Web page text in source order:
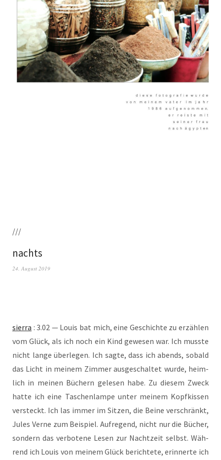
///
nachts
24. August 2019
sier­ra : 3.02 — Lou­is bat mich, eine Geschich­te zu erzäh­len
vom Glück, als ich noch ein Kind gewe­sen war. Ich muss­te
nicht lan­ge über­le­gen. Ich sag­te, dass ich abends, sobald
das Licht in mei­nem Zim­mer aus­ge­schal­tet wur­de, heim­
lich in mei­nen Büchern gele­sen habe. Zu die­sem Zweck
hat­te ich eine Taschen­lam­pe unter mei­nem Kopf­kis­sen
ver­steckt. Ich las immer im Sit­zen, die Bei­ne ver­schränkt,
Jules Ver­ne zum Bei­spiel. Auf­re­gend, nicht nur die Bücher,
son­dern das ver­bo­te­ne Lesen zur Nacht­zeit selbst. Wäh­
rend ich Lou­is von mei­nem Glück berich­te­te, erin­ner­te ich